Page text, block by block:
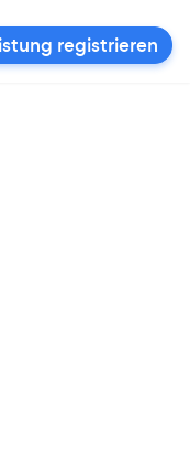
registrieren